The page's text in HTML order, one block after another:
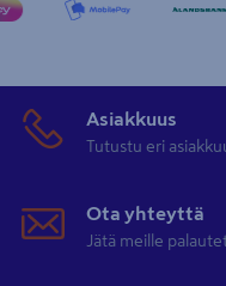
Asiakkuus
Tutustu eri
Ota yhteyttä
Jätä meille